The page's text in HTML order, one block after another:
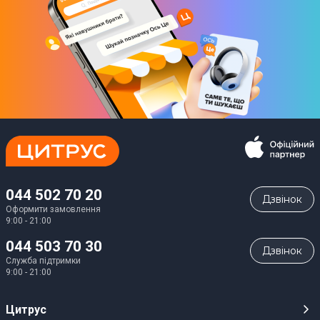
044 502 70 20
Оформити замовлення
9:00 - 21:00
Дзвiнок
044 503 70 30
Служба підтримки
9:00 - 21:00
Дзвiнок
Цитрус